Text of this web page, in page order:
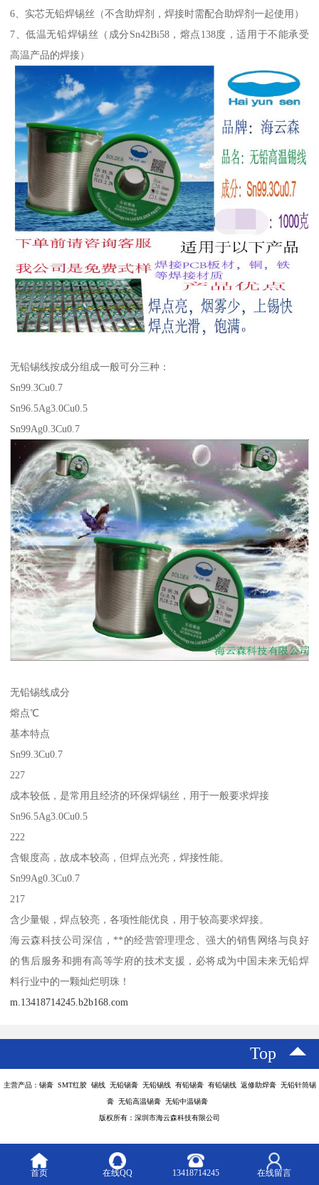
6、实芯无铅焊锡丝（不含助焊剂，焊接时需配合助焊剂一起使用）
7、低温无铅焊锡丝（成分Sn42Bi58，熔点138度，适用于不能承受
高温产品的焊接）
无铅锡线按成分组成一般可分三种：
Sn99.3Cu0.7
Sn96.5Ag3.0Cu0.5
Sn99Ag0.3Cu0.7
无铅锡线成分
熔点℃
基本特点
Sn99.3Cu0.7
227
成本较低，是常用且经济的环保焊锡丝，用于一般要求焊接
Sn96.5Ag3.0Cu0.5
222
含银度高，故成本较高，但焊点光亮，焊接性能。
Sn99Ag0.3Cu0.7
217
含少量银，焊点较亮，各项性能优良，用于较高要求焊接。
海云森科技公司深信，**的经营管理理念、强大的销售网络与良好
的售后服务和拥有高等学府的技术支援，必将成为中国未来无铅焊
料行业中的一颗灿烂明珠！
m.13418714245.b2b168.com
Top
主营产品：锡膏 SMT红胶 锡线 无铅锡膏 无铅锡线 有铅锡膏 有铅锡线 返修助焊膏 无铅针筒锡
膏 无铅高温锡膏 无铅中温锡膏
版权所有：深圳市海云森科技有限公司
首页 在线QQ 13418714245 在线留言